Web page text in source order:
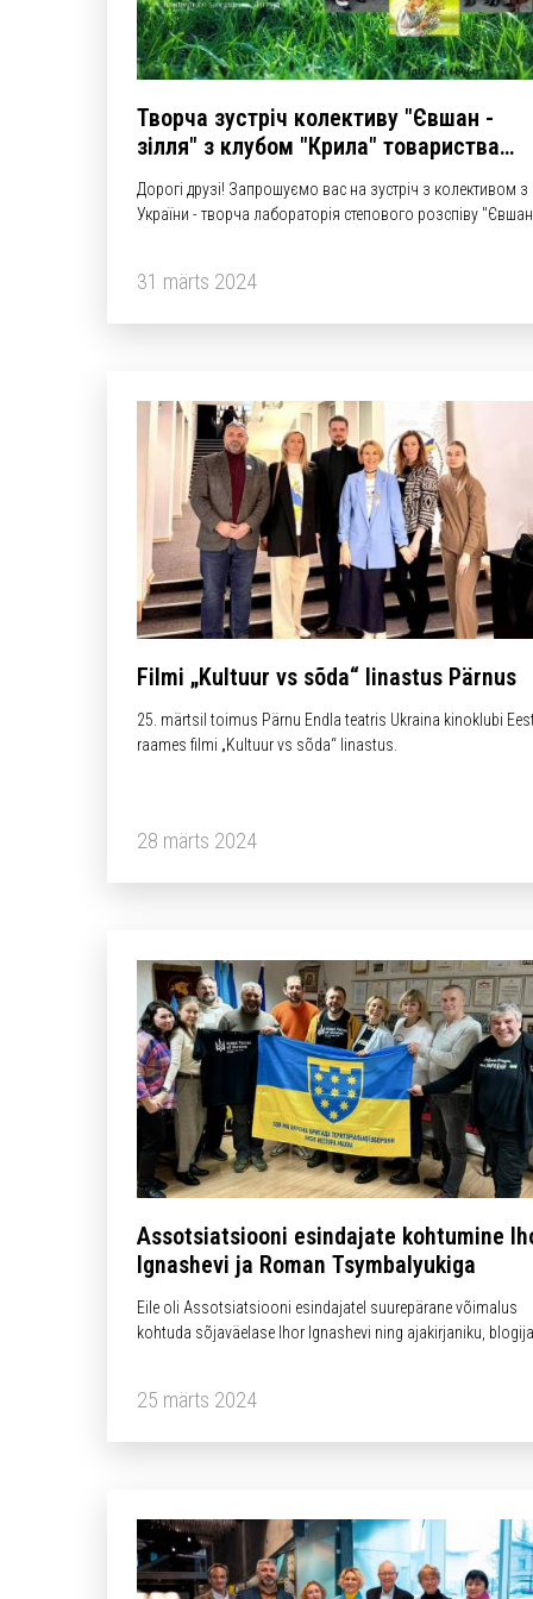
Творча зустріч колективу "Євшан -
зілля" з клубом "Крила" товариства
"Орфей" | Таллінн
Дорогі друзі! Запрошуємо вас на зустріч з колективом з
України - творча лабораторія степового розспіву
Естонії 29 березня о 18.00 разом з членами
31 märts 2024
Filmi „Kultuur vs sõda“ linastus Pärnus
25. märtsil toimus Pärnu Endla teatris Ukraina kinoklubi
raames filmi „Kultuur vs sõda“ linastus.
28 märts 2024
Assotsiatsiooni esindajate kohtumine
Ignashevi ja Roman Tsymbalyukiga
Eile oli Assotsiatsiooni esindajatel suurepärane võimalus
kohtuda sõjaväelase Ihor Ignashevi ning ajakirjaniku,
25 märts 2024